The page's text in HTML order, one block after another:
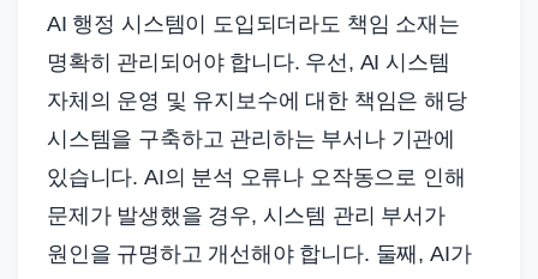
AI 행정 시스템이 도입되더라도 책임 소재는
명확히 관리되어야 합니다. 우선, AI 시스템
자체의 운영 및 유지보수에 대한 책임은 해당
시스템을 구축하고 관리하는 부서나 기관에
있습니다. AI의 분석 오류나 오작동으로 인해
문제가 발생했을 경우, 시스템 관리 부서가
원인을 규명하고 개선해야 합니다. 둘째, AI가